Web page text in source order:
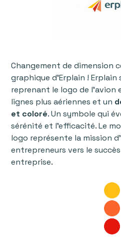
Changement de dimension
graphique d’Erplain ! Erplain
reprenant le logo de l’avion
lignes plus aériennes et un
et coloré. Un symbole qui
sérénité et l’efficacité. Le
logo représente la mission
entrepreneurs vers le
entreprise.